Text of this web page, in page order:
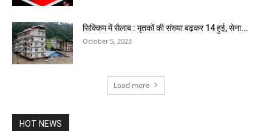
सिक्किम में सैलाब : मृतकों की संख्या बढ़कर 14 हुई, सेना...
October 5, 2023
Load more
HOT NEWS